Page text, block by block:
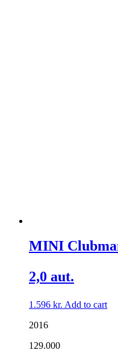
MINI
2,0 aut.
1.596 kr. Add to cart
2016
129.000